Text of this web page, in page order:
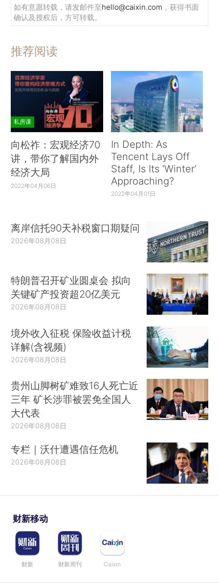
如有意愿转载，请发邮件至hello@caixin.com ，获得书面
确认及授权后，方可转载。
推荐阅读
私房课
向松祚：宏观经济70
讲，带你了解国内外
经济大局
2022年04月06日
In Depth: As
Tencent Lays Off
Staff, Is Its ‘Winter’
Approaching?
2022年04月01日
离岸信托90天补税窗口期疑问
2026年08月08日
特朗普召开矿业圆桌会 拟向
关键矿产投资超20亿美元
2026年08月08日
境外收入征税 保险收益计税
详解(含视频)
2026年08月08日
贵州山脚树矿难致16人死亡近
三年 矿长涉罪被罢免全国人
大代表
2026年08月08日
专栏｜沃什遭遇信任危机
2026年08月08日
财新移动
财新 财新周刊 Caixin